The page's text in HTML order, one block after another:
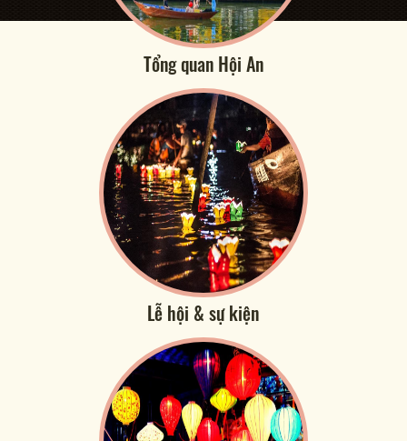
Tổng quan Hội An
Lễ hội & sự kiện